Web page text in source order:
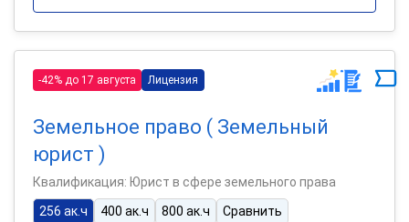
-42% до 17 августа Лицензия
Земельное право ( Земельный
юрист )
Квалификация: Юрист в сфере земельного права
256 ак.ч
400 ак.ч 800 ак.ч Сравнить